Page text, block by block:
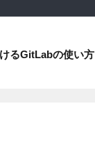
るGitLabの使い方